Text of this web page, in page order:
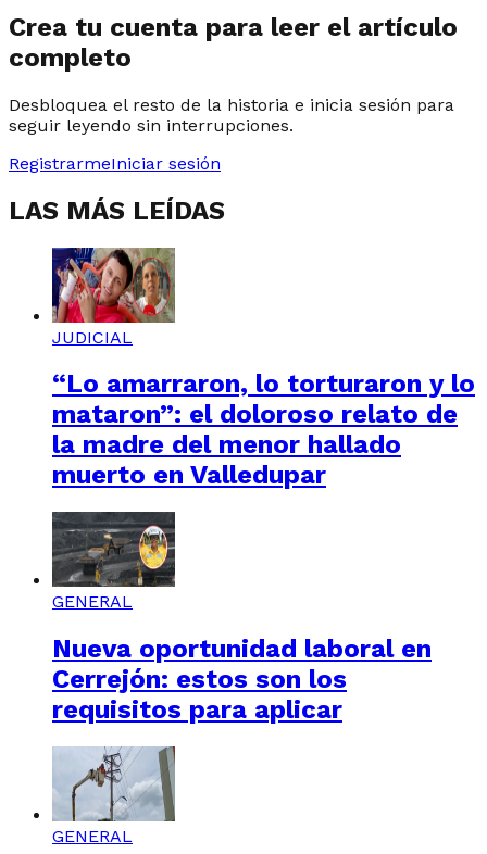
Crea tu cuenta para leer el artículo
completo
Desbloquea el resto de la historia e inicia sesión para
seguir leyendo sin interrupciones.
RegistrarmeIniciar sesión
LAS MÁS LEÍDAS
JUDICIAL
“Lo amarraron, lo torturaron y lo
mataron”: el doloroso relato de
la madre del menor hallado
muerto en Valledupar
GENERAL
Nueva oportunidad laboral en
Cerrejón: estos son los
requisitos para aplicar
GENERAL